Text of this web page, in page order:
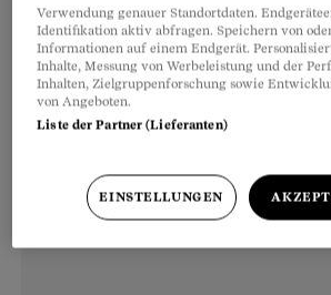
aufrechterhalten muss.
Verwendung genauer Standortdaten.
Identifikation aktiv abfragen. Speichern von
Informationen auf einem Endgerät.
Inhalte, Messung von Werbeleistung und der
Inhalten, Zielgruppenforschung sowie
von Angeboten.
Liste der Partner (Lieferanten)
EINSTELLUNGEN